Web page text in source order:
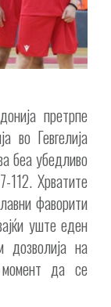
претрпе
Гевгелија
беа убедливо
112. Хрватите
фаворити
уште еден
дозволија на
да се